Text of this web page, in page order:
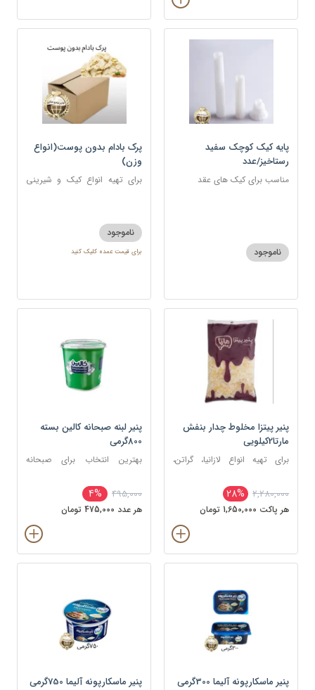
پایه کیک کوچک سفید
رستاخیز/عدد
مناسب برای کیک های عقد
ناموجود
پرک بادام بدون پوست(انواع
وزن)
برای تهیه انواع کیک و شیرینی
ناموجود
برای قیمت عمده کلیک کنید
پنیر پیتزا مخلوط چدار بنفش
مارتا2کیلویی
برای تهیه انواع لازانیا، گراتن،
2,280,000
28%
هر پاکت 1,650,000 تومان
پنیر لبنه صبحانه کالین بسته
800گرمی
بهترین انتخاب برای صبحانه
495,000
4%
هر عدد 475,000 تومان
پنیر ماسکارپونه آلیما 300گرمی پنیر ماسکارپونه آلیما 750گرمی